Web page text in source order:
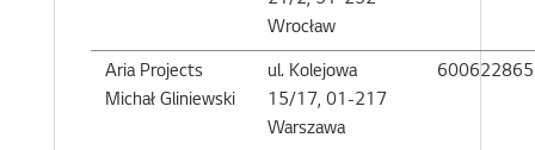
Wrocław
Aria Projects
Michał Gliniewski
ul. Kolejowa
15/17, 01-217
Warszawa
600622865